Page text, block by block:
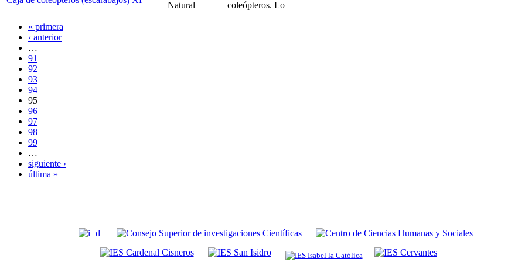
Natural coleópteros. Lo
« primera
‹ anterior
…
91
92
93
94
95
96
97
98
99
…
siguiente ›
última »